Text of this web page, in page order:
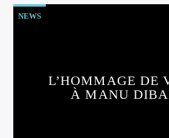
NEWS
L’HOMMAGE DE
À MANU